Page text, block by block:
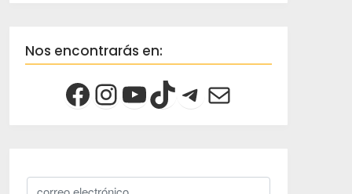
Nos encontrarás en: